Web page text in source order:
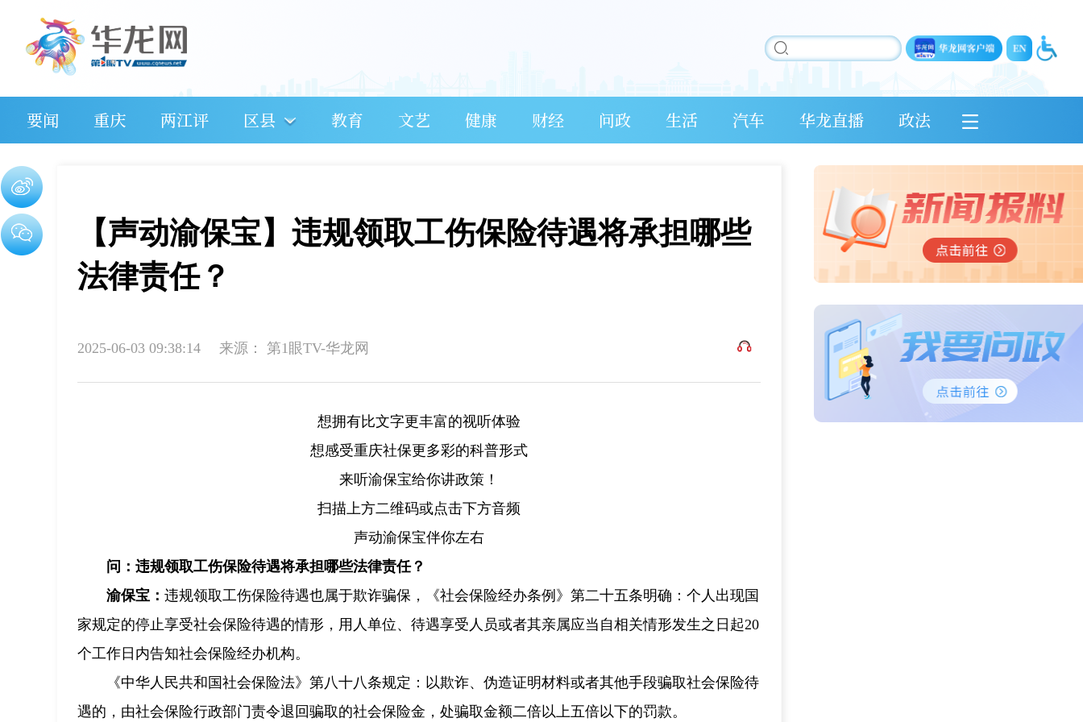
要闻 重庆 两江评 区县 教育 文艺 健康 财经 问政 生活 汽车 华龙直播 政法
【声动渝保宝】违规领取工伤保险待遇将承担哪些
法律责任？
2025-06-03 09:38:14 来源： 第1眼TV-华龙网
想拥有比文字更丰富的视听体验
想感受重庆社保更多彩的科普形式
来听渝保宝给你讲政策！
扫描上方二维码或点击下方音频
声动渝保宝伴你左右
问：违规领取工伤保险待遇将承担哪些法律责任？
渝保宝： 违规领取工伤保险待遇也属于欺诈骗保，《社会保险经办条例》第二十五条明确：个人出现国
家规定的停止享受社会保险待遇的情形，用人单位、待遇享受人员或者其亲属应当自相关情形发生之日起20
个工作日内告知社会保险经办机构。
《中华人民共和国社会保险法》第八十八条规定：以欺诈、伪造证明材料或者其他手段骗取社会保险待
遇的，由社会保险行政部门责令退回骗取的社会保险金，处骗取金额二倍以上五倍以下的罚款。